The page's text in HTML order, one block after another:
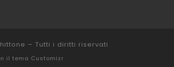
– Tutti i diritti riservati
il tema Customizr